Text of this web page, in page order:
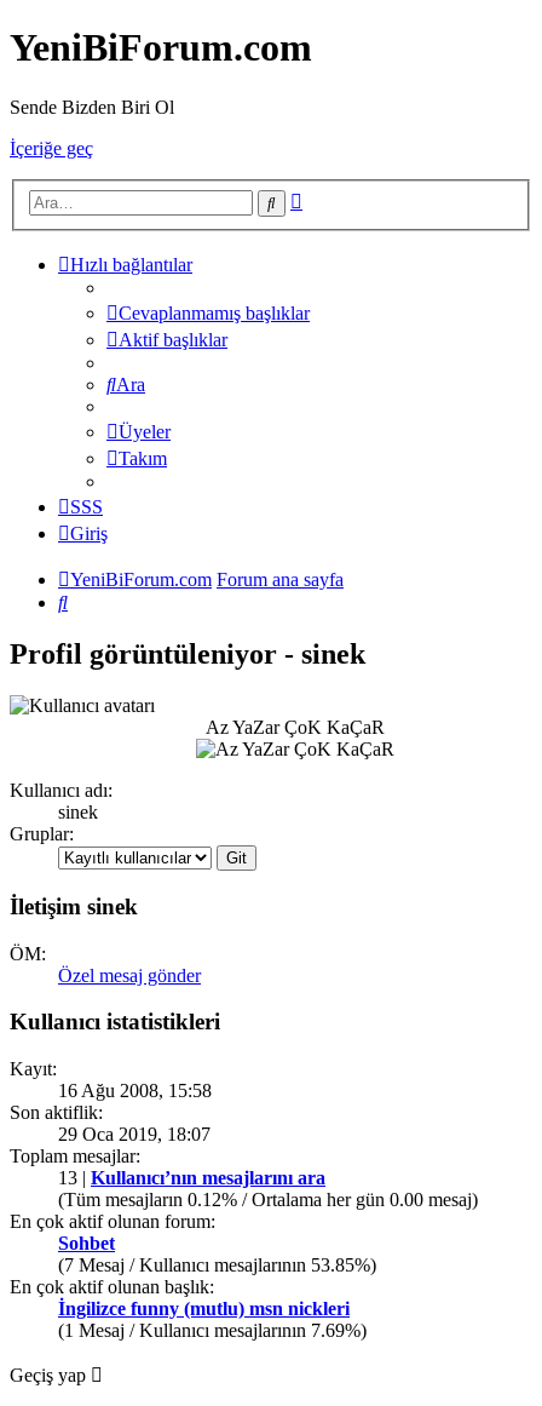
YeniBiForum.com
Sende Bizden Biri Ol
İçeriğe geç
Ara
Hızlı bağlantılar
Cevaplanmamış başlıklar
Aktif başlıklar
Ara
Üyeler
Takım
SSS
Giriş
YeniBiForum.com Forum ana sayfa
Ara
Profil görüntüleniyor - sinek
Az YaZar ÇoK KaÇaR
Kullanıcı adı:
sinek
Gruplar:
İletişim sinek
ÖM:
Özel mesaj gönder
Kullanıcı istatistikleri
Kayıt:
16 Ağu 2008, 15:58
Son aktiflik:
29 Oca 2019, 18:07
Toplam mesajlar:
13 | Kullanıcı’nın mesajlarını ara
(Tüm mesajların 0.12% / Ortalama her gün 0.00 mesaj)
En çok aktif olunan forum:
Sohbet
(7 Mesaj / Kullanıcı mesajlarının 53.85%)
En çok aktif olunan başlık:
İngilizce funny (mutlu) msn nickleri
(1 Mesaj / Kullanıcı mesajlarının 7.69%)
Geçiş yap